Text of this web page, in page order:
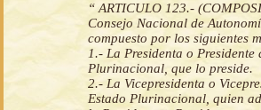
“ ARTICULO 123.-
Consejo Nacional de
compuesto por los siguientes
1.- La Presidenta o Presidente
Plurinacional, que lo preside.
2.- La Vicepresidenta o
Estado Plurinacional, quien